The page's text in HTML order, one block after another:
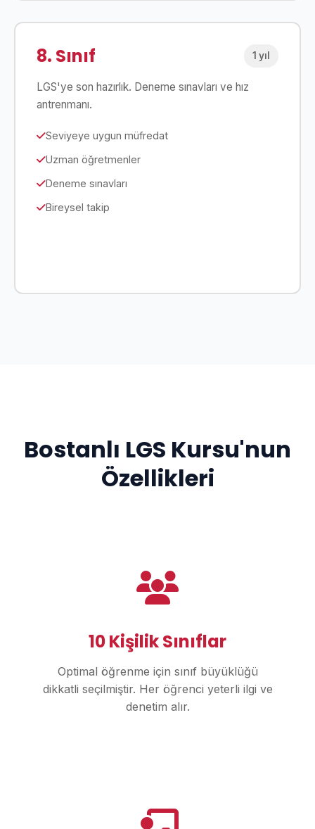
8. Sınıf 1 yıl
LGS'ye son hazırlık. Deneme sınavları ve hız
antrenmanı.
Seviyeye uygun müfredat
Uzman öğretmenler
Deneme sınavları
Bireysel takip
Bostanlı LGS Kursu'nun
Özellikleri
10 Kişilik Sınıflar
Optimal öğrenme için sınıf büyüklüğü
dikkatli seçilmiştir. Her öğrenci yeterli ilgi ve
denetim alır.